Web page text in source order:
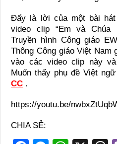
Đấy là lời của một bài
video clip “Em và Chúa
Truyền hình Công giáo
Thông Công giáo Việt Nam
vào các video clip này
Muốn thấy phụ đề Việt
CC .
https://youtu.be/
CHIA SẺ: